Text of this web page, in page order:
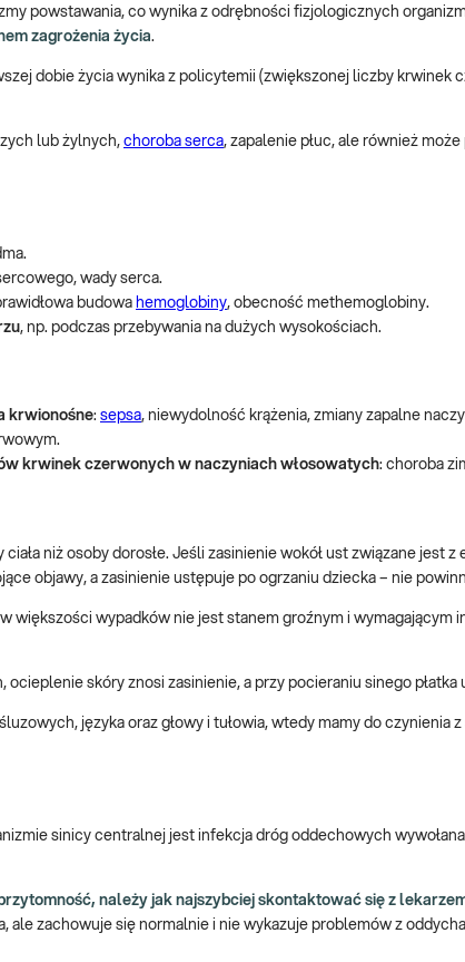
powstawania, co wynika z odrębności fizjologicznych
zagrożenia życia.
dobie życia wynika z policytemii (zwiększonej liczby krwinek
lub żylnych, choroba serca, zapalenie płuc, ale również
wady serca.
budowa hemoglobiny, obecność methemoglobiny.
, np. podczas przebywania na dużych wysokościach.
krwionośne: sepsa, niewydolność krążenia, zmiany zapalne
krwinek czerwonych w naczyniach włosowatych: choroba
niż osoby dorosłe. Jeśli zasinienie wokół ust związane jest z
objawy, a zasinienie ustępuje po ogrzaniu dziecka – nie
większości wypadków nie jest stanem groźnym i wymagającym
skóry znosi zasinienie, a przy pocieraniu sinego płatka
języka oraz głowy i tułowia, wtedy mamy do czynienia
sinicy centralnej jest infekcja dróg oddechowych
należy jak najszybciej skontaktować się z
ale zachowuje się normalnie i nie wykazuje problemów z